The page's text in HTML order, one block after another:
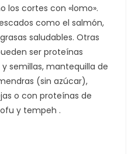
los cortes con «lomo».
como el salmón,
saludables. Otras
ser proteínas
semillas, mantequilla de
(sin azúcar),
o con proteínas de
y tempeh .